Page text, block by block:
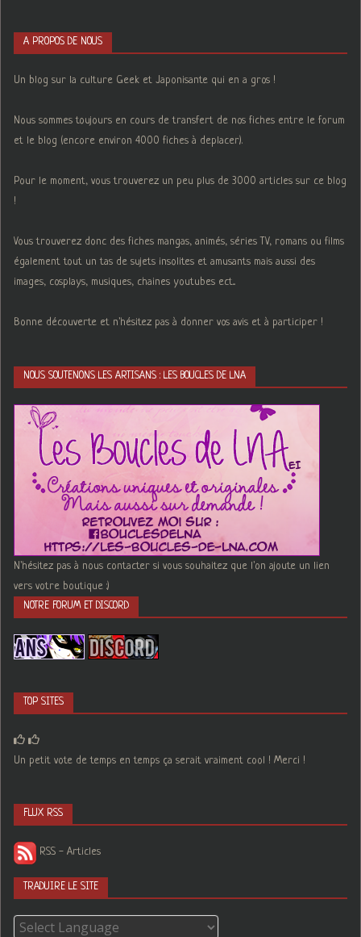
A PROPOS DE NOUS
Un blog sur la culture Geek et Japonisante qui en a gros !
Nous sommes toujours en cours de transfert de nos fiches entre le forum
et le blog (encore environ 4000 fiches à deplacer).
Pour le moment, vous trouverez un peu plus de 3000 articles sur ce blog
!
Vous trouverez donc des fiches mangas, animés, séries TV, romans ou films
également tout un tas de sujets insolites et amusants mais aussi des
images, cosplays, musiques, chaines youtubes ect...
Bonne découverte et n'hésitez pas à donner vos avis et à participer !
NOUS SOUTENONS LES ARTISANS : LES BOUCLES DE LNA
N'hésitez pas à nous contacter si vous souhaitez que l'on ajoute un lien
vers votre boutique :)
NOTRE FORUM ET DISCORD
TOP SITES
Un petit vote de temps en temps ça serait vraiment cool ! Merci !
FLUX RSS
RSS - Articles
TRADUIRE LE SITE